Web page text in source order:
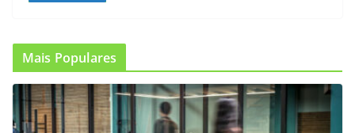
Mais Populares